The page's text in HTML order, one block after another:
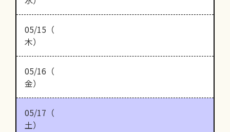
05/15（
木）
05/16（
金）
05/17（
土）